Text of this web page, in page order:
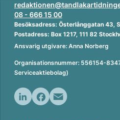
08 - 666 15 00
Besöksadress: Österlånggatan 43,
Postadress: Box 1217, 111 82
Ansvarig utgivare: Anna Norberg
Organisationsnummer: 556154-
Serviceaktiebolag)